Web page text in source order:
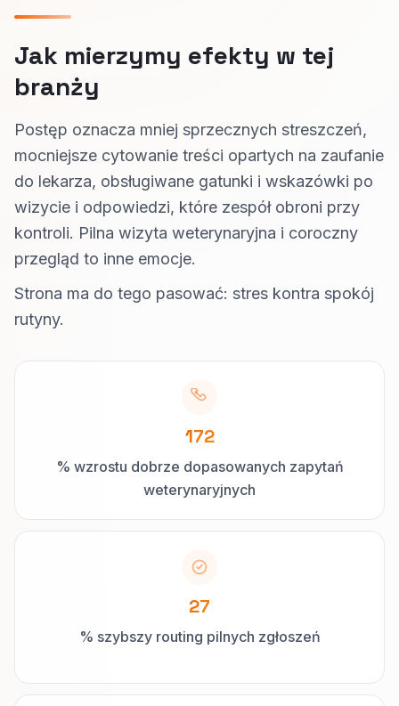
Jak mierzymy efekty w tej
branży
Postęp oznacza mniej sprzecznych streszczeń,
mocniejsze cytowanie treści opartych na zaufanie
do lekarza, obsługiwane gatunki i wskazówki po
wizycie i odpowiedzi, które zespół obroni przy
kontroli. Pilna wizyta weterynaryjna i coroczny
przegląd to inne emocje.
Strona ma do tego pasować: stres kontra spokój
rutyny.
172
% wzrostu dobrze dopasowanych zapytań
weterynaryjnych
27
% szybszy routing pilnych zgłoszeń